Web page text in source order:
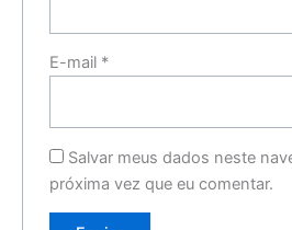
E-mail *
Salvar meus dados neste
próxima vez que eu comentar.